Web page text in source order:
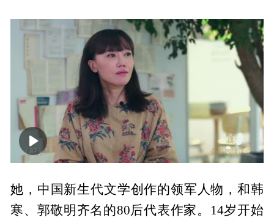
00:00 25:08
她，中国新生代文学创作的领军人物，和韩
寒、郭敬明齐名的80后代表作家。14岁开始